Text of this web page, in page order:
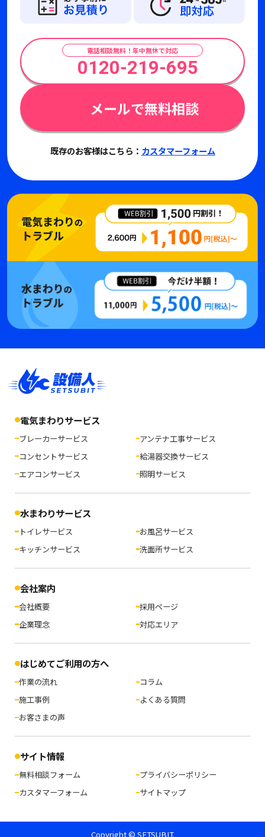
電話相談無料！年中無休で対応
0120-219-695
メールで無料相談
既存のお客様はこちら： カスタマーフォーム
電気まわりサービス
ブレーカーサービス
コンセントサービス
照明サービス
アンテナ工事サービス
給湯器交換サービス
エアコンサービス
水まわりサービス
トイレサービス
キッチンサービス
お風呂サービス
洗面所サービス
会社案内
会社概要
企業理念
採用ページ
対応エリア
はじめてご利用の方へ
作業の流れ
施工事例
お客さまの声
コラム
よくある質問
サイト情報
無料相談フォーム
カスタマーフォーム
プライバシーポリシー
サイトマップ
Copyright © SETSUBIT.